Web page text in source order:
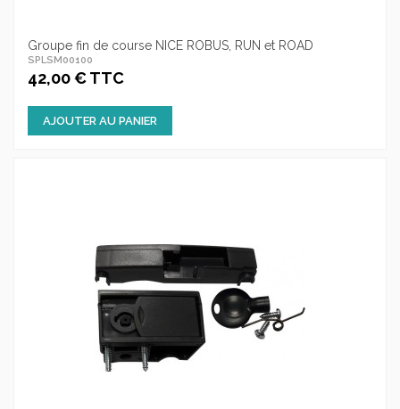
Groupe fin de course NICE ROBUS, RUN et ROAD
SPLSM00100
42,00 € TTC
AJOUTER AU PANIER